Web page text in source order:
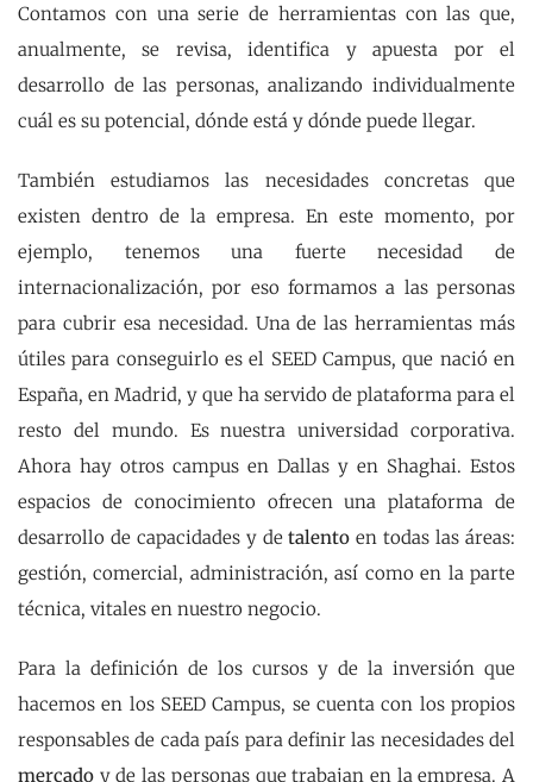
Contamos con una serie de herramientas con las que,
anualmente, se revisa, identifica y apuesta por el
desarrollo de las personas, analizando individualmente
cuál es su potencial, dónde está y dónde puede llegar.
También estudiamos las necesidades concretas que
existen dentro de la empresa. En este momento, por
ejemplo, tenemos una fuerte necesidad de
internacionalización, por eso formamos a las personas
para cubrir esa necesidad. Una de las herramientas más
útiles para conseguirlo es el SEED Campus, que nació en
España, en Madrid, y que ha servido de plataforma para el
resto del mundo. Es nuestra universidad corporativa.
Ahora hay otros campus en Dallas y en Shaghai. Estos
espacios de conocimiento ofrecen una plataforma de
desarrollo de capacidades y detalento en todas las áreas:
gestión, comercial, administración, así como en la parte
técnica, vitales en nuestro negocio.
Para la definición de los cursos y de la inversión que
hacemos en los SEED Campus, se cuenta con los propios
responsables de cada país para definir las necesidades del
mercado y de las personas que trabajan en la empresa. A